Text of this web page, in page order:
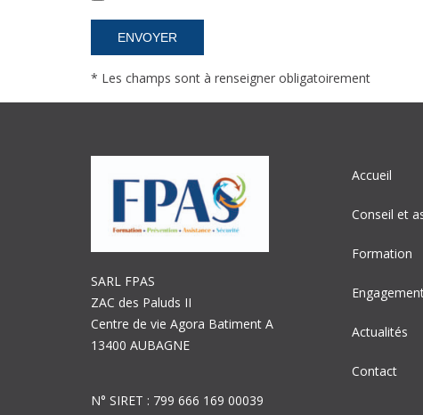
* Les champs sont à renseigner obligatoirement
SARL FPAS
ZAC des Paluds II
Centre de vie Agora Batiment A
13400 AUBAGNE
N° SIRET : 799 666 169 00039
Accueil
Conseil et
Formation
Actualités
Contact